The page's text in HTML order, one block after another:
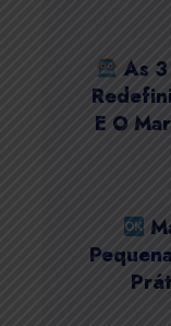
As
E O